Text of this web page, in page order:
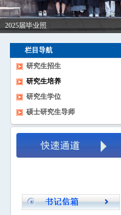
2025届毕业照
栏目导航
研究生招生
研究生培养
研究生学位
硕士研究生导师